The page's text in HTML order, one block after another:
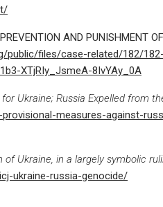
AND PUNISHMENT
public/files/case-related/182/
XTjRIy_JsmeA-8IvYAy_0A
Ukraine; Russia Expelled from
measures-against-
of Ukraine, in a largely symbolic
ukraine-russia-genocide/